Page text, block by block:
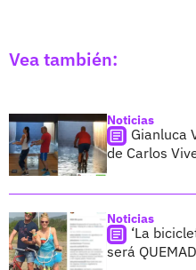
Vea también:
Noticias
Gianluca
de Carlos
Noticias
‘La
será